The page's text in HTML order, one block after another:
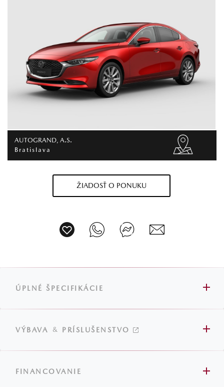
AUTOGRAND, A.S.
Bratislava
ŽIADOSŤ O PONUKU
ÚPLNÉ ŠPECIFIKÁCIE
VÝBAVA & PRÍSLUŠENSTVO
FINANCOVANIE